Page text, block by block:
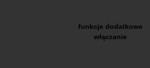
funkcje dodatkowe
włączanie